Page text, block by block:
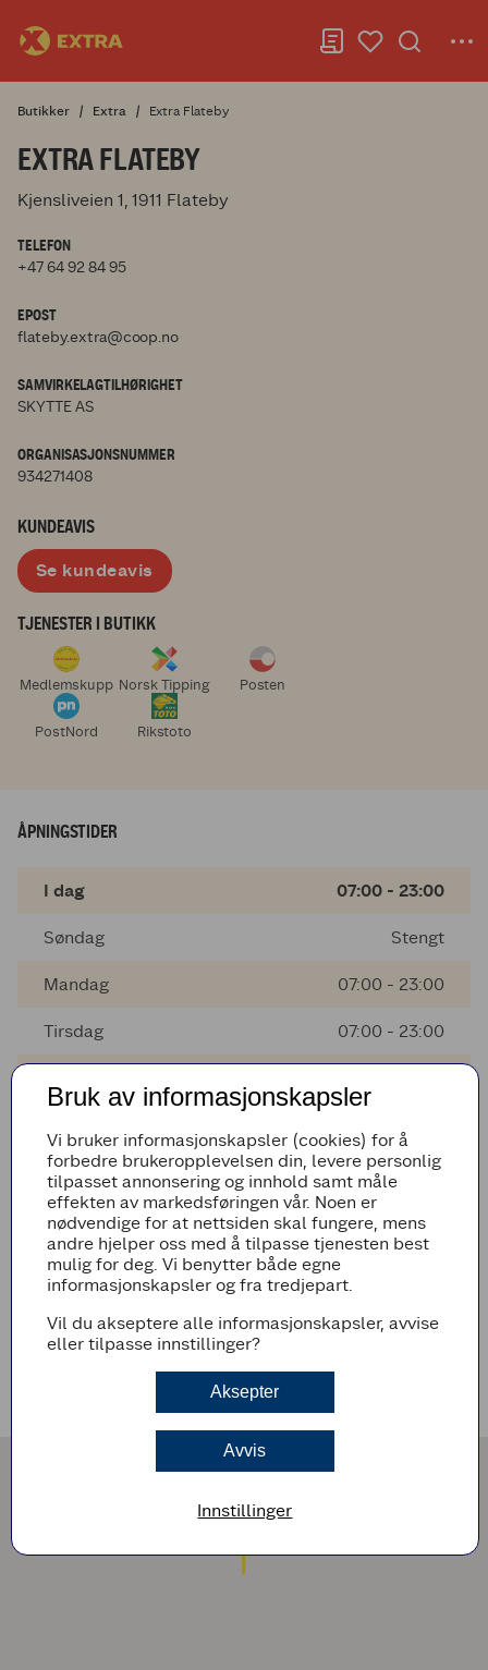
Butikker Extra Extra Flateby
EXTRA FLATEBY
Kjensliveien 1, 1911 Flateby
TELEFON
+47 64 92 84 95
EPOST
flateby.extra@coop.no
SAMVIRKELAGTILHØRIGHET
SKYTTE AS
ORGANISASJONSNUMMER
934271408
KUNDEAVIS
Se kundeavis
TJENESTER I BUTIKK
Medlemskupp Norsk Tipping Posten
PostNord Rikstoto
ÅPNINGSTIDER
I dag 07:00 - 23:00
Søndag Stengt
Mandag 07:00 - 23:00
Tirsdag 07:00 - 23:00
Fredag 07:00 - 23:00
Lørdag 07:00 - 23:00
AVVIKENDE ÅPNINGSTIDER
Det er ingen avvikende åpningstider i nærmeste fremtid
Bruk av informasjonskapsler
Vi bruker informasjonskapsler (cookies) for å
forbedre brukeropplevelsen din, levere personlig
tilpasset annonsering og innhold samt måle
effekten av markedsføringen vår. Noen er
nødvendige for at nettsiden skal fungere, mens
andre hjelper oss med å tilpasse tjenesten best
mulig for deg. Vi benytter både egne
informasjonskapsler og fra tredjepart.
Vil du akseptere alle informasjonskapsler, avvise
eller tilpasse innstillinger?
Aksepter
Avvis
Innstillinger